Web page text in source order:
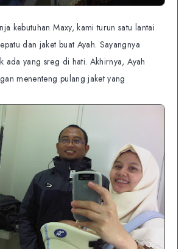
kebutuhan Maxy, kami turun satu lantai
dan jaket buat Ayah. Sayangnya
ada yang sreg di hati. Akhirnya, Ayah
menenteng pulang jaket yang